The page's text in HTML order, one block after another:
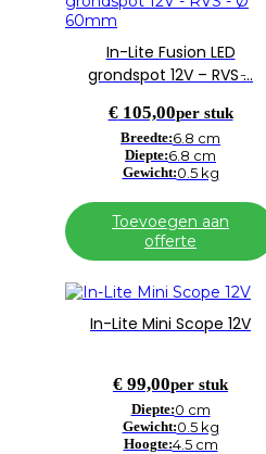
In-Lite Fusion LED
grondspot 12V – RVS ̵…
€105,00per stuk
Breedte:6.8 cm
Diepte:6.8 cm
Gewicht:0.5 kg
Toevoegen aan
offerte
In-Lite Mini Scope 12V
€ 99,00per stuk
Diepte:0 cm
Gewicht:0.5 kg
Hoogte:4.5 cm